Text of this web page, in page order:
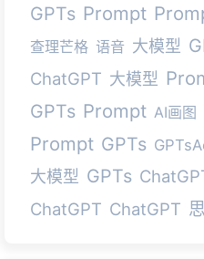
GPTs Prompt
查理芒格 语音 大模型
ChatGPT 大模型
GPTs Prompt AI画图
Prompt GPTs
大模型 GPTs
ChatGPT ChatGPT